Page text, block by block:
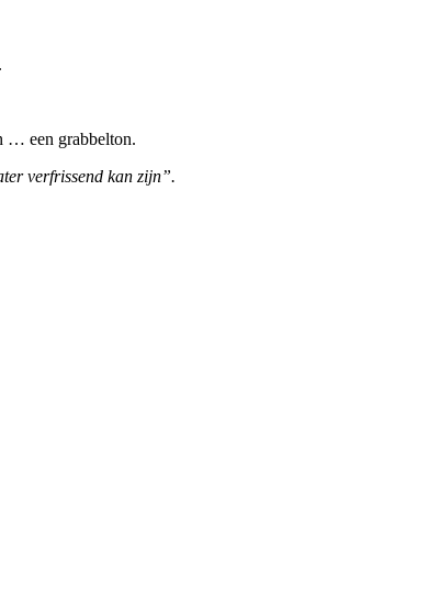
… een grabbelton.
verfrissend kan zijn”.